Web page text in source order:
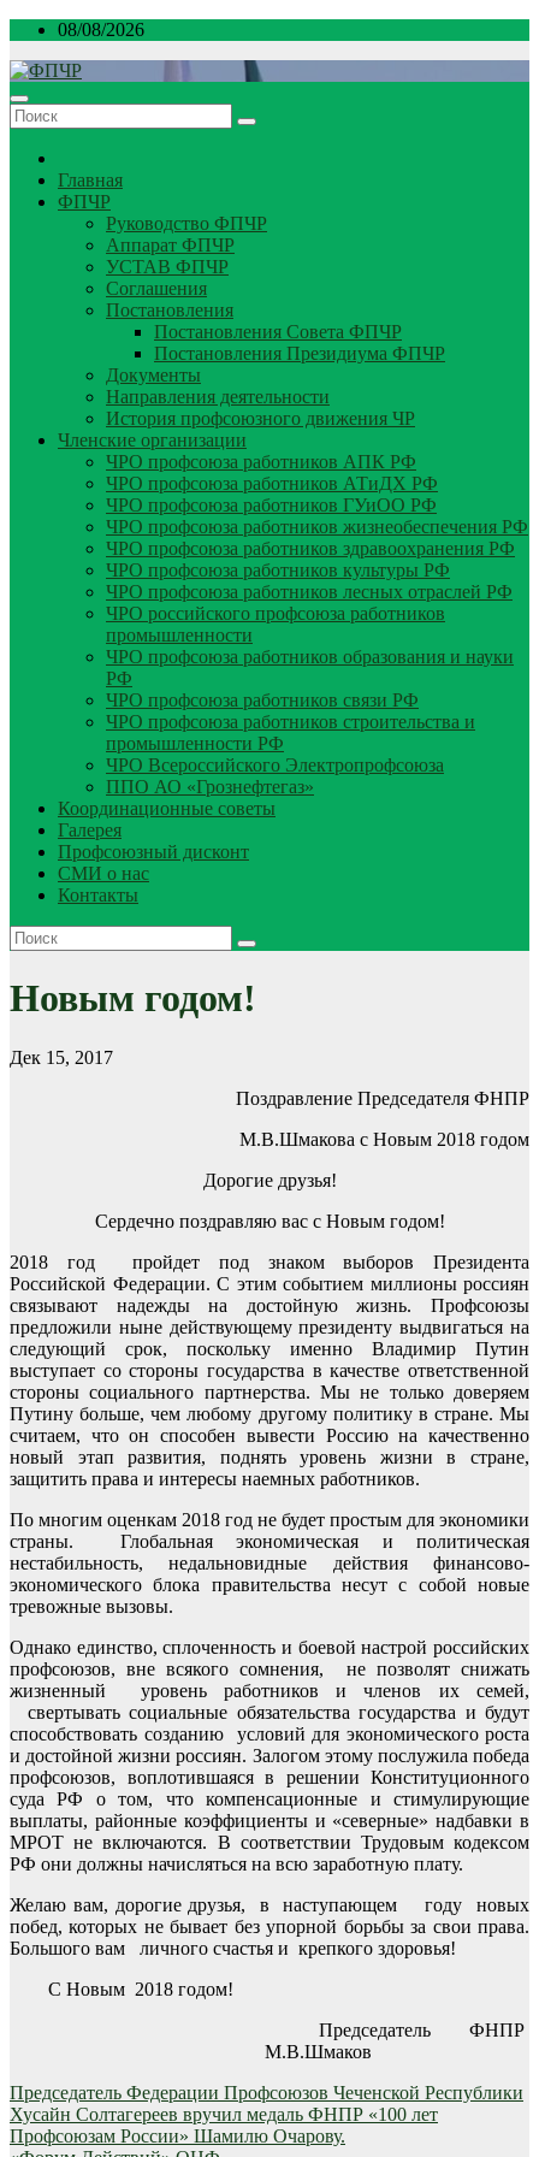
Перейти
содержимому
08/08/2026
Главная
ФПЧР
Руководство ФПЧР
Аппарат ФПЧР
УСТАВ ФПЧР
Соглашения
Постановления
Постановления Совета ФПЧР
Постановления Президиума ФПЧР
Документы
Направления деятельности
История профсоюзного движения ЧР
Членские организации
ЧРО профсоюза работников АПК РФ
ЧРО профсоюза работников АТиДХ РФ
ЧРО профсоюза работников ГУиОО РФ
ЧРО профсоюза работников жизнеобеспечения РФ
ЧРО профсоюза работников здравоохранения РФ
ЧРО профсоюза работников культуры РФ
ЧРО профсоюза работников лесных отраслей РФ
ЧРО российского профсоюза работников
промышленности
ЧРО профсоюза работников образования и науки
РФ
ЧРО профсоюза работников связи РФ
ЧРО профсоюза работников строительства и
промышленности РФ
ЧРО Всероссийского Электропрофсоюза
ППО АО «Грознефтегаз»
Координационные советы
Галерея
Профсоюзный дисконт
СМИ о нас
Контакты
Новым годом!
Дек 15, 2017
Поздравление Председателя ФНПР
М.В.Шмакова с Новым 2018 годом
Дорогие друзья!
Сердечно поздравляю вас с Новым годом!
2018 год пройдет под знаком выборов Президента
Российской Федерации. С этим событием миллионы россиян
связывают надежды на достойную жизнь. Профсоюзы
предложили ныне действующему президенту выдвигаться на
следующий срок, поскольку именно Владимир Путин
выступает со стороны государства в качестве ответственной
стороны социального партнерства. Мы не только доверяем
Путину больше, чем любому другому политику в стране. Мы
считаем, что он способен вывести Россию на качественно
новый этап развития, поднять уровень жизни в стране,
защитить права и интересы наемных работников.
По многим оценкам 2018 год не будет простым для экономики
страны. Глобальная экономическая и политическая
нестабильность, недальновидные действия финансово-
экономического блока правительства несут с собой новые
тревожные вызовы.
Однако единство, сплоченность и боевой настрой российских
профсоюзов, вне всякого сомнения, не позволят снижать
жизненный уровень работников и членов их семей,
свертывать социальные обязательства государства и будут
способствовать созданию условий для экономического роста
и достойной жизни россиян. Залогом этому послужила победа
профсоюзов, воплотившаяся в решении Конституционного
суда РФ о том, что компенсационные и стимулирующие
выплаты, районные коэффициенты и «северные» надбавки в
МРОТ не включаются. В соответствии Трудовым кодексом
РФ они должны начисляться на всю заработную плату.
Желаю вам, дорогие друзья, в наступающем году новых
побед, которых не бывает без упорной борьбы за свои права.
Большого вам личного счастья и крепкого здоровья!
С Новым 2018 годом!
Председатель ФНПР
М.В.Шмаков
Навигация
по
Председатель Федерации Профсоюзов Чеченской Республики
Хусайн Солтагереев вручил медаль ФНПР «100 лет
Профсоюзам России» Шамилю Очарову.